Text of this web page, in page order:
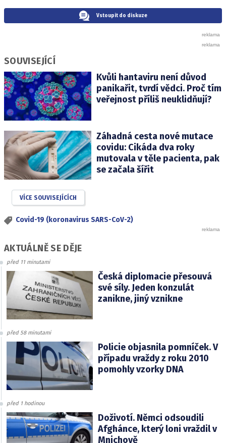
Vstoupit do diskuze
SOUVISEJÍCÍ
Kvůli hantaviru není důvod
panikařit, tvrdí vědci. Proč tím
veřejnost příliš neuklidňují?
Záhadná cesta nové mutace
covidu: Cikáda dva roky
mutovala v těle pacienta, pak
se začala šířit
VÍCE SOUVISEJÍCÍCH
Covid-19 (koronavirus SARS-CoV-2)
AKTUÁLNĚ SE DĚJE
před 11 minutami
Česká diplomacie přesouvá
své síly. Jeden konzulát
zanikne, jiný vznikne
před 58 minutami
Policie objasnila pomníček. V
případu vraždy z roku 2010
pomohly vzorky DNA
před 1 hodinou
Doživotí. Němci odsoudili
Afghánce, který loni vraždil v
Mnichově